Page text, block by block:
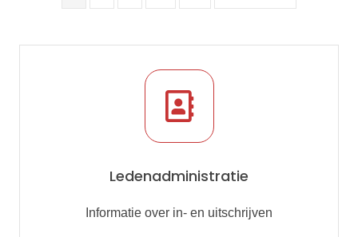
Ledenadministratie
Informatie over in- en uitschrijven